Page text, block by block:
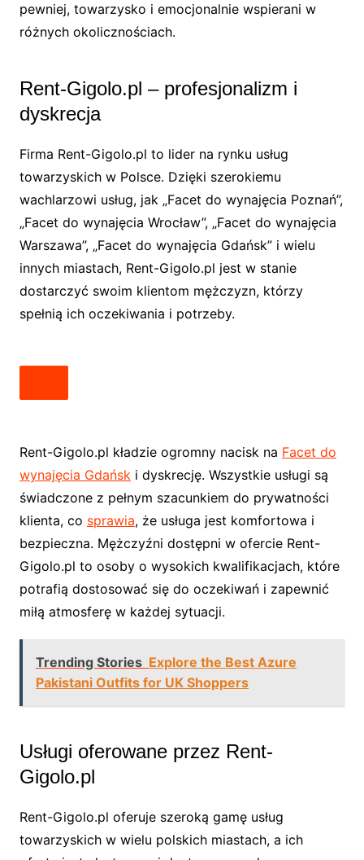
pewniej, towarzysko i emocjonalnie wspierani w
różnych okolicznościach.
Rent-Gigolo.pl – profesjonalizm i
dyskrecja
Firma Rent-Gigolo.pl to lider na rynku usług
towarzyskich w Polsce. Dzięki szerokiemu
wachlarzowi usług, jak „Facet do wynajęcia Poznań”,
„Facet do wynajęcia Wrocław”, „Facet do wynajęcia
Warszawa”, „Facet do wynajęcia Gdańsk” i wielu
innych miastach, Rent-Gigolo.pl jest w stanie
dostarczyć swoim klientom mężczyzn, którzy
spełnią ich oczekiwania i potrzeby.
Rent-Gigolo.pl kładzie ogromny nacisk na Facet do
wynajęcia Gdański dyskrecję. Wszystkie usługi są
świadczone z pełnym szacunkiem do prywatności
klienta, co sprawia, że usługa jest komfortowa i
bezpieczna. Mężczyźni dostępni w ofercie Rent-
Gigolo.pl to osoby o wysokich kwalifikacjach, które
potrafią dostosować się do oczekiwań i zapewnić
miłą atmosferę w każdej sytuacji.
Trending Stories Explore the Best Azure
Pakistani Outfits for UK Shoppers
Usługi oferowane przez Rent-
Gigolo.pl
Rent-Gigolo.pl oferuje szeroką gamę usług
towarzyskich w wielu polskich miastach, a ich